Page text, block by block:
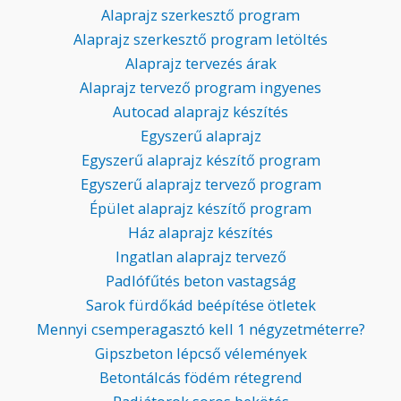
Alaprajz szerkesztő program
Alaprajz szerkesztő program letöltés
Alaprajz tervezés árak
Alaprajz tervező program ingyenes
Autocad alaprajz készítés
Egyszerű alaprajz
Egyszerű alaprajz készítő program
Egyszerű alaprajz tervező program
Épület alaprajz készítő program
Ház alaprajz készítés
Ingatlan alaprajz tervező
Padlófűtés beton vastagság
Sarok fürdőkád beépítése ötletek
Mennyi csemperagasztó kell 1 négyzetméterre?
Gipszbeton lépcső vélemények
Betontálcás födém rétegrend